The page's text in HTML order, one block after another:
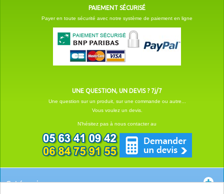
PAIEMENT SÉCURISÉ
Payer en toute sécurité avec notre système de paiement en ligne
UNE QUESTION, UN DEVIS ? 7j/7
Une question sur un produit, sur une commande ou autre...
Vous voulez un devis.
N'hésitez pas à nous contacter au
Catégories